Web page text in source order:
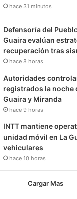
hace 31 minutos
Defensoría del
Guaira evalúan
recuperación tras
hace 8 horas
Autoridades
registrados la noche
Guaira y Miranda
hace 9 horas
INTT mantiene
unidad móvil en La
vehiculares
hace 10 horas
Cargar Mas